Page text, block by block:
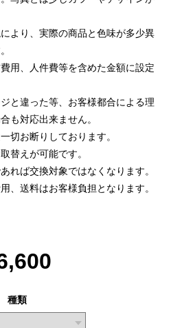
より、実際の商品と色味が多少異
用、人件費等を含めた金額に設定
と違った等、お客様都合による理
も対応出来ません。
切お断りしております。
替えが可能です。
れば交換対象ではなくなります。
、送料はお客様負担となります。
種類